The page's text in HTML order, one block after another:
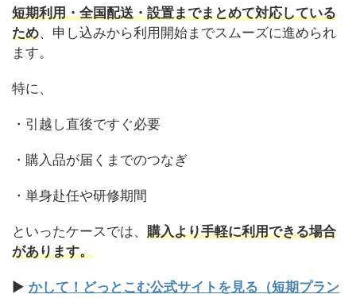
短期利用・全国配送・設置までまとめて対応している
ため、申し込みから利用開始までスムーズに進められ
ます。
特に、
・引越し直後ですぐ必要
・購入品が届くまでのつなぎ
・単身赴任や研修期間
といったケースでは、 購入より手軽に利用できる場合
があります。
▶ かして！どっとこむ公式サイトを見る（短期プラン